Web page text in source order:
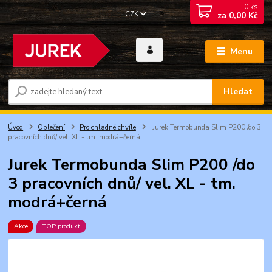
Menu
CZK
Hledat
0 ks
za 0,00 Kč
Úvod Oblečení Pro chladné chvíle
Jurek Termobunda Slim P200 /do 3
pracovních dnů/ vel. XL - tm. modrá+černá
Jurek Termobunda Slim P200 /do
3 pracovních dnů/ vel. XL - tm.
modrá+černá
Akce TOP produkt